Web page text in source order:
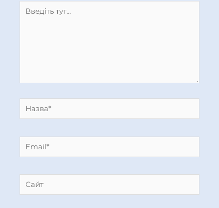
тут...